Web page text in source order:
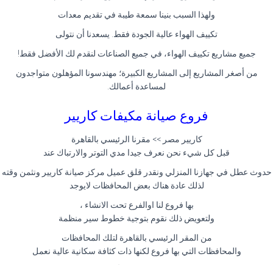
ولهذا السبب بنينا سمعة طيبة في تقديم معدات
تكييف الهواء عالية الجودة فقط. يسعدنا أن نتولى
جميع مشاريع تكييف الهواء، في جميع الصناعات لنقدم لك الأفضل فقط!
من أصغر المشاريع إلى المشاريع الكبيرة؛ مهندسونا المؤهلون متواجدون
لمساعدة أعمالك.
فروع صيانة مكيفات كاريير
كاريير مصر >> مقرنا الرئيسي بالقاهرة
قبل كل شيء نحن نعرف جيدا مدي التوتر والارتباك عند
حدوث عطل في جهازنا المنزلي ونقدر قلق عميل مركز صيانة كاريير ونثمن وقته
لذلك عادة هناك بعض المحافظات لايوجد
بها فروع لنا اوالفرع تحت الانشاء ،
ولتعويض ذلك نقوم بتوجية خطوط سير منظمة
من المقر الرئيسي بالقاهرة لتلك المحافظات
والمحافظات التي بها فروع لكنها ذات كثافة سكانية عالية نعمل